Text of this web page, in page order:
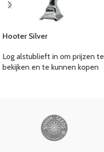
Hooter Silver
Log alstublieft in om prijzen te
bekijken en te kunnen kopen